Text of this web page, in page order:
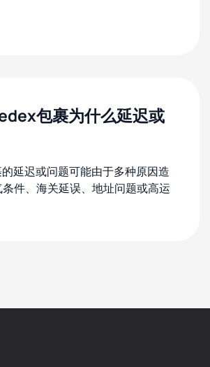
包裹为什么延迟或
延迟或问题可能由于多种原因造
件、海关延误、地址问题或高运